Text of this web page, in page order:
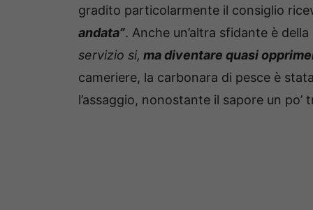
gradito particolarmente il consiglio
andata”. Anche un’altra sfidante è
servizio si, ma diventare quasi
cameriere, la carbonara di pesce è
l’assaggio, nonostante il sapore un